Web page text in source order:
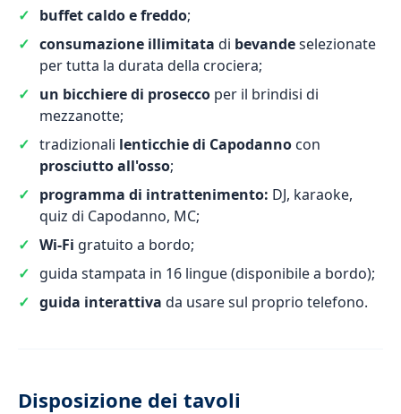
buffet caldo e freddo;
consumazione illimitata di bevandeselezionate
per tutta la durata della crociera;
un bicchiere di prosecco per il brindisi di
mezzanotte;
tradizionali lenticchie di Capodanno con
prosciutto all'osso;
programma di intrattenimento: DJ, karaoke,
quiz di Capodanno, MC;
Wi-Fi gratuito a bordo;
guida stampata in 16 lingue (disponibile a bordo);
guida interattiva da usare sul proprio telefono.
Disposizione dei tavoli